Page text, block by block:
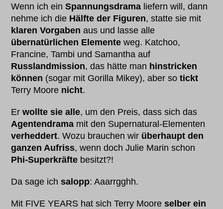
Wenn ich einSpannungsdrama liefern will, dann
nehme ich die Hälfte der Figuren, statte sie mit
klaren Vorgaben aus und lasse alle
übernatürlichen Elemente weg. Katchoo,
Francine, Tambi und Samantha auf
Russlandmission, das hätte man hinstricken
können (sogar mit Gorilla Mikey), aber sotickt
Terry Moore nicht.
Erwollte sie alle, um den Preis, dass sich das
Agentendrama mit den Supernatural-Elementen
verheddert. Wozu brauchen wir überhaupt den
ganzen Aufriss, wenn doch Julie Marin schon
Phi-Superkräfte besitzt?!
Da sage ichsalopp: Aaarrgghh.
Mit FIVE YEARS hat sich Terry Mooreselber ein